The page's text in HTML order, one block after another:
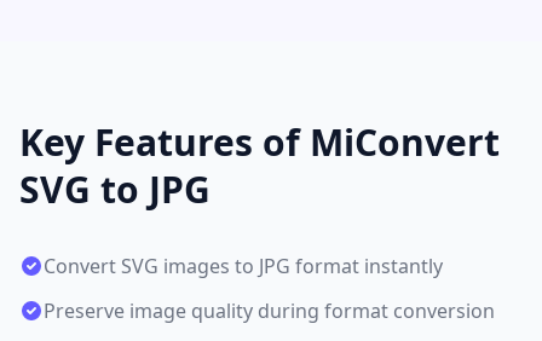
Key Features of MiConvert
SVG to JPG
Convert SVG images to JPG format instantly
Preserve image quality during format conversion